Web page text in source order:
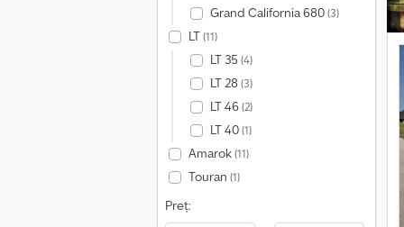
Grand California 680(3)
LT(11)
LT 35 (4)
LT 28 (3)
LT 46(2)
LT 40(1)
Amarok(11)
Touran (1)
Preț: